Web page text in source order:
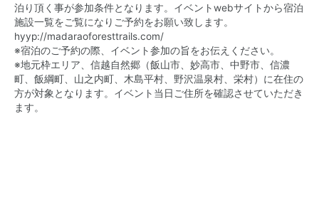
泊り頂く事が参加条件となります。イベントwebサイトから宿泊
施設一覧をご覧になりご予約をお願い致します。
hyyp://madaraoforesttrails.com/
※宿泊のご予約の際、イベント参加の旨をお伝えください。
※地元枠エリア、信越自然郷（飯山市、妙高市、中野市、信濃
町、飯綱町、山之内町、木島平村、野沢温泉村、栄村）に在住の
方が対象となります。イベント当日ご住所を確認させていただき
ます。